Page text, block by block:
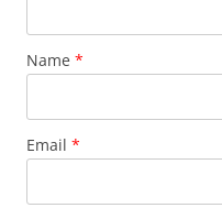
Name *
Email *